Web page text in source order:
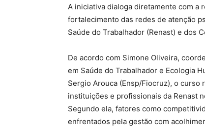
A iniciativa dialoga diretamente com
fortalecimento das redes de atenção
Saúde do Trabalhador (Renast) e dos
De acordo com Simone Oliveira,
em Saúde do Trabalhador e Ecologia
Sergio Arouca (Ensp/Fiocruz), o
instituições e profissionais da Renast
Segundo ela, fatores como
enfrentados pela gestão com